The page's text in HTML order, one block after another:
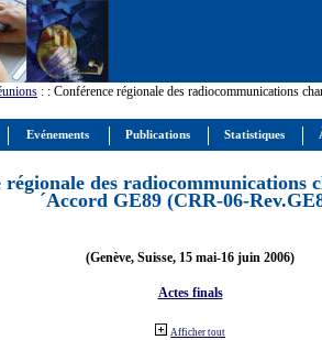
: : Conférence régionale des radiocommunications
régionale des radiocommunications
´Accord GE89 (CRR-06-
(Genève, Suisse, 15 mai-16 juin 2006)
Actes finals
Afficher tout
Evénements Publications Statistiques